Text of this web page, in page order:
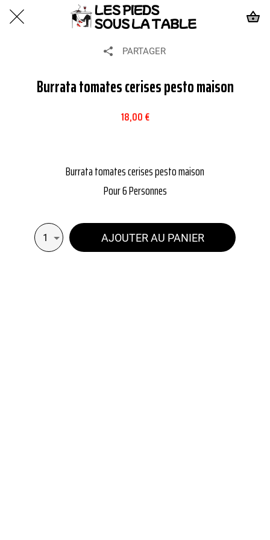
PARTAGER
Burrata tomates cerises pesto maison
18,00 €
Burrata tomates cerises pesto maison
Pour 6 Personnes
1 AJOUTER AU PANIER